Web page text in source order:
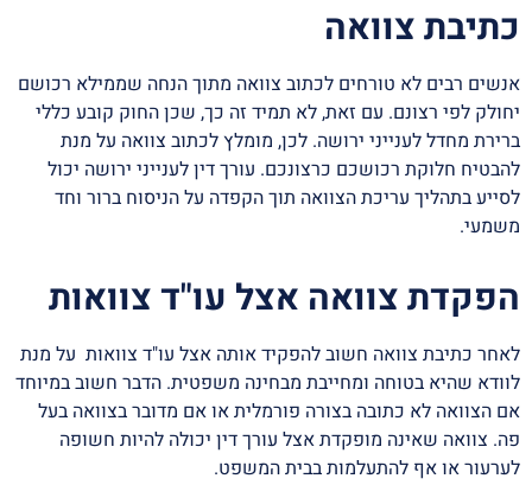
כתיבת צוואה
אנשים רבים לא טורחים לכתוב צוואה מתוך הנחה שממילא רכושם
יחולק לפי רצונם. עם זאת, לא תמיד זה כך, שכן החוק קובע כללי
ברירת מחדל לענייני ירושה. לכן, מומלץ לכתוב צוואה על מנת
להבטיח חלוקת רכושכם כרצונכם. עורך דין לענייני ירושה יכול
לסייע בתהליך עריכת הצוואה תוך הקפדה על הניסוח ברור וחד
משמעי.
הפקדת צוואה אצל עו"ד צוואות
לאחר כתיבת צוואה חשוב להפקיד אותה אצל עו"ד צוואות על מנת
לוודא שהיא בטוחה ומחייבת מבחינה משפטית. הדבר חשוב במיוחד
אם הצוואה לא כתובה בצורה פורמלית או אם מדובר בצוואה בעל
פה. צוואה שאינה מופקדת אצל עורך דין יכולה להיות חשופה
לערעור או אף להתעלמות בבית המשפט.